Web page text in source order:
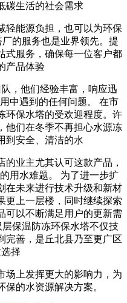
碳生活的社会需求
轻能源负担，也可以为环保
的服务也是业界领先。提
式服务，确保每一位客户都
产品体验
，他们经验丰富，响应迅
中遇到的任何问题。 在市
环保水塔的受欢迎程度。许
他们在冬季不再担心水源冻
到安全、清洁的水
业主尤其认可这款产品，
用水难题。 为了进一步扩
在未来进行技术升级和新材
更上一层楼，同时继续探索
可以不断满足用户的更新需
保温防冻环保水塔不仅技
完善，是丘北县乃至更广区
择
场上发挥更大的影响力，为
的水资源解决方案。